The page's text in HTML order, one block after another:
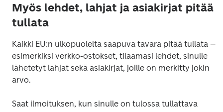
Myös lehdet, lahjat ja asiakirjat pitää
tullata
Kaikki EU:n ulkopuolelta saapuva tavara pitää tullata –
esimerkiksi verkko-ostokset, tilaamasi lehdet, sinulle
lähetetyt lahjat sekä asiakirjat, joille on merkitty jokin
arvo.
Saat ilmoituksen, kun sinulle on tulossa tullattava